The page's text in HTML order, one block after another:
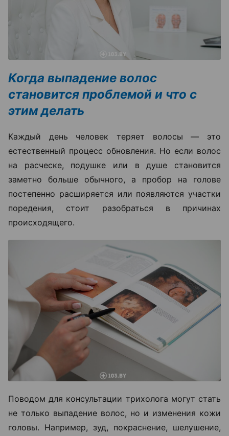
Когда выпадение волос
становится проблемой и что с
этим делать
Каждый день человек теряет волосы — это
естественный процесс обновления. Но если волос
на расческе, подушке или в душе становится
заметно больше обычного, а пробор на голове
постепенно расширяется или появляются участки
поредения, стоит разобраться в причинах
происходящего.
Поводом для консультации трихолога могут стать
не только выпадение волос, но и изменения кожи
головы. Например, зуд, покраснение, шелушение,